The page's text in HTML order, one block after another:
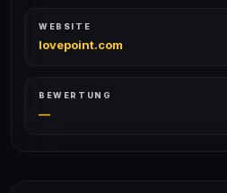
WEBSITE
lovepoint.com
BEWERTUNG
—